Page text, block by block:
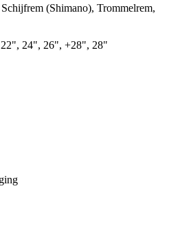
(Shimano), Trommelrem,
24", 26", +28", 28"